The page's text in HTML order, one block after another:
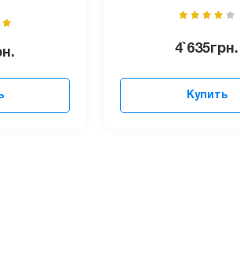
4`635грн.
Купить